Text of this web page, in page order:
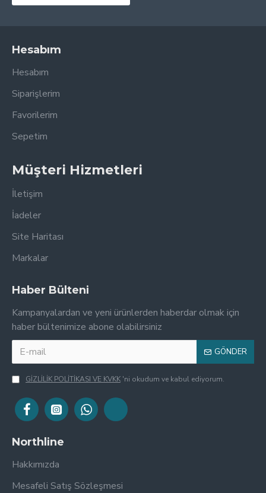
Hesabım
Hesabım
Siparişlerim
Favorilerim
Sepetim
Müşteri Hizmetleri
İletişim
İadeler
Site Haritası
Markalar
Haber Bülteni
Kampanyalardan ve yeni ürünlerden haberdar olmak için
haber bültenimize abone olabilirsiniz
GÖNDER
GİZLİLİK POLİTİKASI VE KVKK 'ni okudum ve kabul ediyorum.
Northline
Hakkımızda
Mesafeli Satış Sözleşmesi